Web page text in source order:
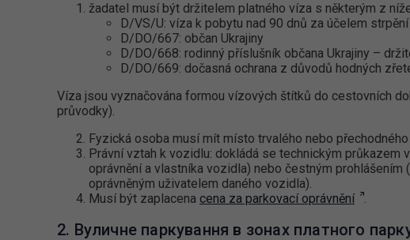
žadatel musí být držitelem platného víza s některým z
D/VS/U: víza k pobytu nad 90 dnů za účelem
D/DO/667: občan Ukrajiny
D/DO/668: rodinný příslušník občana Ukrajiny –
D/DO/669: dočasná ochrana z důvodů hodných
Víza jsou vyznačována formou vízových štítků do cestovních
průvodky).
Fyzická osoba musí mít místo trvalého nebo
Právní vztah k vozidlu: dokládá se technickým průkazem
oprávnění a vlastníka vozidla) nebo čestným prohlášením
oprávněným uživatelem daného vozidla).
Musí být zaplacena cena za parkovací oprávnění .
2. Вуличне паркування в зонах платного